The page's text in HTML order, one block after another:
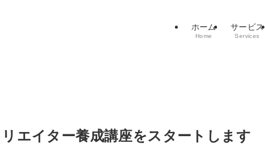
ホーム
Home
サービス
Services
エイター養成講座をスタートします